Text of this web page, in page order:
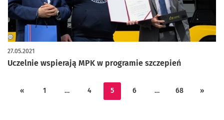
Uczelnie wspierają MPK w programie szczepień
27.05.2021
« 1 … 4 5 6 … 68 »